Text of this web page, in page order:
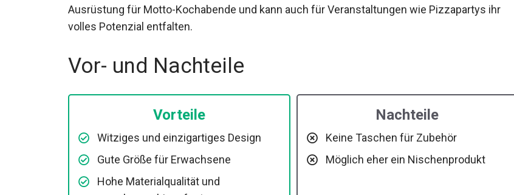
Ausrüstung für Motto-Kochabende und kann auch für Veranstaltungen wie Pizzapartys ihr
volles Potenzial entfalten.
Vor- und Nachteile
Vorteile
Witziges und einzigartiges Design
Gute Größe für Erwachsene
Hohe Materialqualität und
Nachteile
Keine Taschen für Zubehör
Möglich eher ein Nischenprodukt